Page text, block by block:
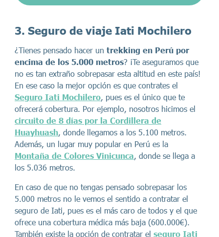
3. Seguro de viaje Iati Mochilero
¿Tienes pensado hacer un trekking en Perú por
encima de los 5.000 metros? ¡Te aseguramos que
no es tan extraño sobrepasar esta altitud en este país!
En ese caso la mejor opción es que contrates el
Seguro Iati Mochilero, pues es el único que te
ofrecerá cobertura. Por ejemplo, nosotros hicimos el
circuito de 8 días por la Cordillera de
Huayhuash, donde llegamos a los 5.100 metros.
Además, un lugar muy popular en Perú es la
Montaña de Colores Vinicunca, donde se llega a
los 5.036 metros.
En caso de que no tengas pensado sobrepasar los
5.000 metros no le vemos el sentido a contratar el
seguro de Iati, pues es el más caro de todos y el que
ofrece una cobertura médica más baja (600.000€).
También existe la opción de contratar el seguro Iati